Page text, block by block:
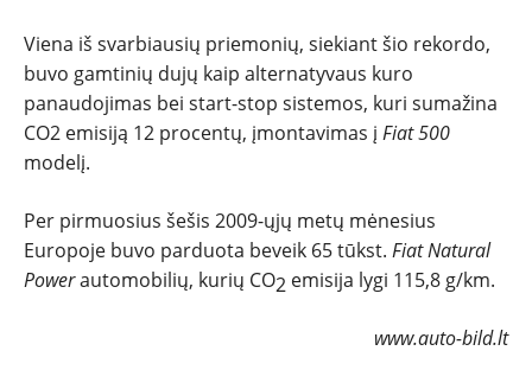
ĮVAIRENYBĖS
Viena iš svarbiausių priemonių, siekiant šio rekordo,
buvo gamtinių dujų kaip alternatyvaus kuro
panaudojimas bei start-stop sistemos, kuri sumažina
CO2 emisiją 12 procentų, įmontavimas į Fiat 500
modelį.
Per pirmuosius šešis 2009-ųjų metų mėnesius
Europoje buvo parduota beveik 65 tūkst. FiatNatural
Powerautomobilių, kurių CO2 emisija lygi 115,8 g/km.
www.auto-bild.lt